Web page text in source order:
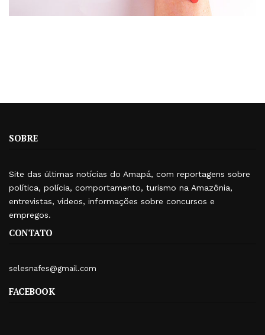
SOBRE
Site das últimas notícias do Amapá, com reportagens sobre
política, polícia, comportamento, turismo na Amazônia,
entrevistas, vídeos, informações sobre concursos e
empregos.
CONTATO
selesnafes@gmail.com
FACEBOOK